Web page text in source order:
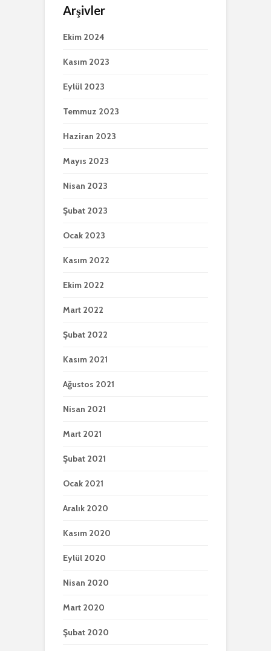
Arşivler
Ekim 2024
Kasım 2023
Eylül 2023
Temmuz 2023
Haziran 2023
Mayıs 2023
Nisan 2023
Şubat 2023
Ocak 2023
Kasım 2022
Ekim 2022
Mart 2022
Şubat 2022
Kasım 2021
Ağustos 2021
Nisan 2021
Mart 2021
Şubat 2021
Ocak 2021
Aralık 2020
Kasım 2020
Eylül 2020
Nisan 2020
Mart 2020
Şubat 2020